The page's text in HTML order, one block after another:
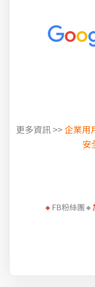
更多資訊 >>企業用
安
🔸 FB粉絲團🔸